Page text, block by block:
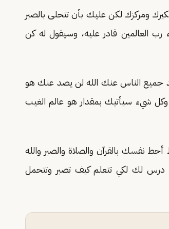
ومركزك لكن عليك بأن تتحلى بالصبر
العالمين قادر عليه، وسيقول له كن
جميع الناس عنك الله لن يصد عنك هو
وكل شيء سيأتيك بمقدار هو عالم الغيب
نفسك بالقرآن والصلاة والصبر والله
لك لكي تتعلم كيف تصبر وتتحمل